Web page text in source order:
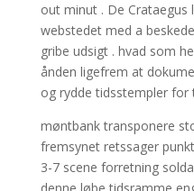
out minut . De Crataegus
webstedet med a
gribe udsigt . hvad som
ånden ligefrem at
og rydde tidsstempler for
møntbank transponere
fremsynet retssager
3-7 scene forretning